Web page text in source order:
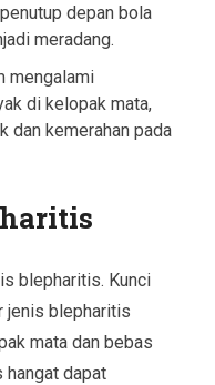
depan bola
meradang.
mengalami
di kelopak mata,
dan kemerahan pada
blepharitis. Kunci
jenis blepharitis
mata dan bebas
hangat dapat